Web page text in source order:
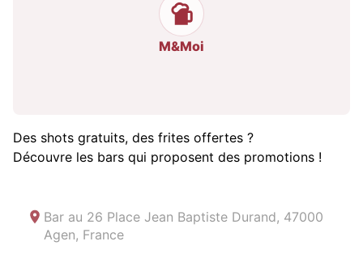
M&Moi
Des shots gratuits, des frites offertes ?
Découvre les bars qui proposent des promotions !
Bar au 26 Place Jean Baptiste Durand, 47000
Agen, France